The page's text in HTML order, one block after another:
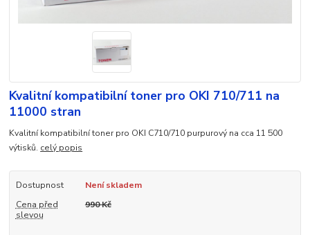
Kvalitní kompatibilní toner pro OKI 710/711 na
11000 stran
Kvalitní kompatibilní toner pro OKI C710/710 purpurový na cca 11 500
výtisků. celý popis
Dostupnost
Není skladem
Cena před
slevou
990 Kč